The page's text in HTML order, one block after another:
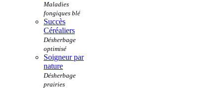
Succès
Céréaliers
Soigneur par
nature